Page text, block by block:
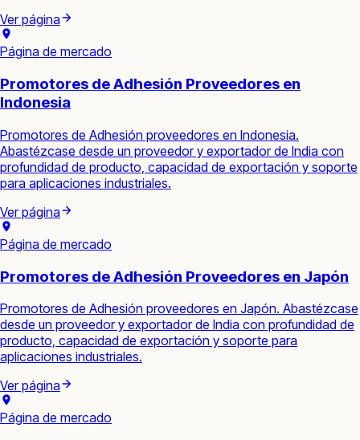
Ver página
Página de mercado
Promotores de Adhesión Proveedores en
Indonesia
Promotores de Adhesión proveedores en Indonesia.
Abastézcase desde un proveedor y exportador de India con
profundidad de producto, capacidad de exportación y soporte
para aplicaciones industriales.
Ver página
Página de mercado
Promotores de Adhesión Proveedores en Japón
Promotores de Adhesión proveedores en Japón. Abastézcase
desde un proveedor y exportador de India con profundidad de
producto, capacidad de exportación y soporte para
aplicaciones industriales.
Ver página
Página de mercado